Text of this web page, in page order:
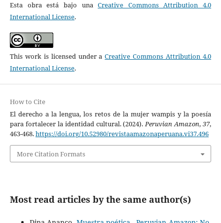
Esta obra está bajo unaCreative Commons Attribution 4.0
International License.
This work is licensed under aCreative Commons Attribution 4.0
International License.
How to Cite
El derecho a la lengua, los retos de la mujer wampis y la poesía
para fortalecer la identidad cultural. (2024).Peruvian Amazon,37,
463-468.https://doi.org/10.52980/revistaamazonaperuana.vi37.496
More Citation Formats
Most read articles by the same author(s)